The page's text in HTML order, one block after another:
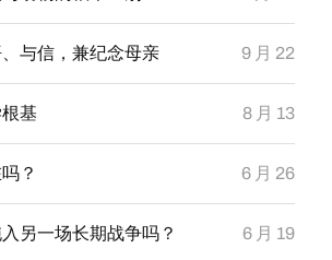
与信，兼纪念母亲 9 月 22
基 8 月 13
？ 6 月 26
另一场长期战争吗？ 6 月 19